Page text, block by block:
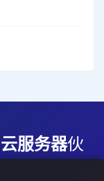
云服务器伙